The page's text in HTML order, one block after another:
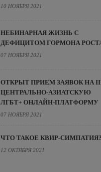
10 НОЯБРЯ 2021
НЕБИНАРНАЯ ЖИЗНЬ С
ДЕФИЦИТОМ ГОРМОНА
07 НОЯБРЯ 2021
ОТКРЫТ ПРИЕМ ЗАЯВОК НА
ЦЕНТРАЛЬНО-АЗИАТСКУЮ
ЛГБТ+ ОНЛАЙН-ПЛАТФОРМУ
07 НОЯБРЯ 2021
ЧТО ТАКОЕ КВИР-СИМПАТИЯ?
12 ОКТЯБРЯ 2021